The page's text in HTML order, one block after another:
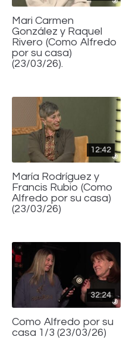
Mari Carmen
González y Raquel
Rivero (Como Alfredo
por su casa)
(23/03/26).
12:42
María Rodríguez y
Francis Rubio (Como
Alfredo por su casa)
(23/03/26)
32:24
Como Alfredo por su
casa 1/3 (23/03/26)